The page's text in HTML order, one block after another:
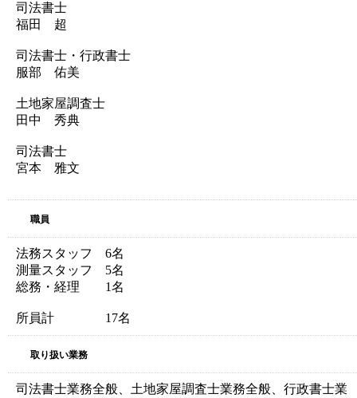
司法書士
福田 超
司法書士・行政書士
服部 佑美
土地家屋調査士
田中 秀典
司法書士
宮本 雅文
職員
法務スタッフ 6名
測量スタッフ 5名
総務・経理 1名
所員計 17名
取り扱い業務
司法書士業務全般、土地家屋調査士業務全般、行政書士業